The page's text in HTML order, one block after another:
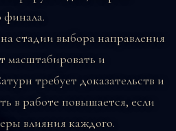
финала.
стадии выбора направления
масштабировать и
требует доказательств и
в работе повышается, если
влияния каждого.